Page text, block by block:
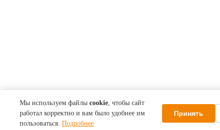
Мы используем файлы cookie, чтобы сайт
работал корректно и вам было удобнее им
пользоваться. Подробнее
Принять